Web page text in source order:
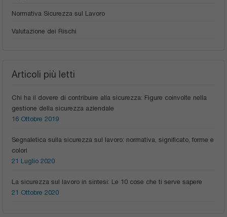
Normativa Sicurezza sul Lavoro
Valutazione dei Rischi
Articoli più letti
Chi ha il dovere di contribuire alla sicurezza: Figure coinvolte nella
gestione della sicurezza aziendale
16 Ottobre 2019
Segnaletica sulla sicurezza sul lavoro: normativa, significato, forme e
colori
21 Luglio 2020
La sicurezza sul lavoro in sintesi: Le 10 cose che ti serve sapere
21 Ottobre 2020